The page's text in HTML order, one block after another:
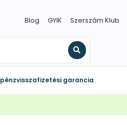
Blog GYIK Szerszám Klub
Keresés
pénzvisszafizetési garancia